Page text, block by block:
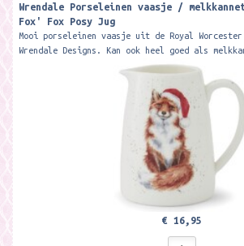
Wrendale Porseleinen vaasje /
Fox' Fox Posy Jug ​
Mooi porseleinen vaasje uit de Royal
Wrendale Designs. Kan ook heel goed als
€ 16,95